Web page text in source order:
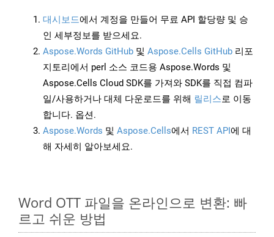
대시보드에서 계정을 만들어 무료 API 할당량 및 승
인 세부정보를 받으세요.
Aspose.Words GitHub 및 Aspose.Cells GitHub 리포
지토리에서 perl 소스 코드용 Aspose.Words 및
Aspose.Cells Cloud SDK를 가져와 SDK를 직접 컴파
일/사용하거나 대체 다운로드를 위해 릴리스로 이동
합니다. 옵션.
Aspose.Words 및 Aspose.Cells에서 REST API에 대
해 자세히 알아보세요.
Word OTT 파일을 온라인으로 변환: 빠
르고 쉬운 방법